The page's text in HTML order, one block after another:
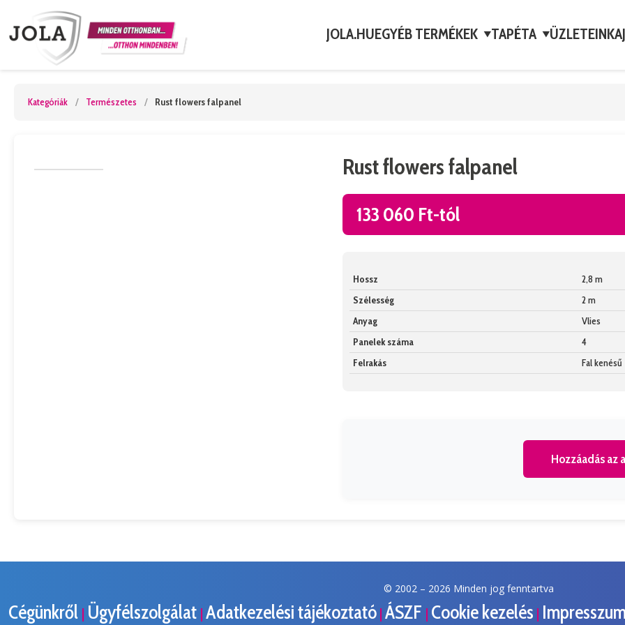
JOLA.HUEGYÉB TERMÉKEK ▼TAPÉTA ▼ÜZLETEINK
Kategóriák / Természetes / Rust flowers falpanel
Rust flowers falpanel
133 060 Ft-tól
Hossz
2,8 m
Szélesség
2 m
Anyag
Vlies
Panelek száma
4
Felrakás
Fal kenésű
Hozzáadás az
© 2002 – 2026 Minden jog fenntartva
Cégünkről | Ügyfélszolgálat | Adatkezelési tájékoztató | ÁSZF | Cookie kezelés |